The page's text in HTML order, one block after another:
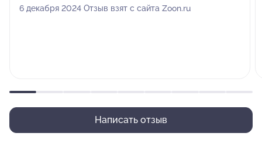
6 декабря 2024 Отзыв взят с сайта Zoon.ru
Написать отзыв